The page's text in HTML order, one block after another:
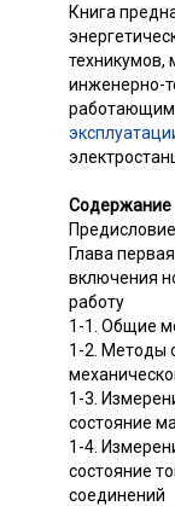
Книга
техникумов,
инженерно-
работающим
Содержание
Предисловие
Глава
включения
работу
1-1. Общие
1-2. Методы
1-3.
состояние
1-4.
состояние
соединений